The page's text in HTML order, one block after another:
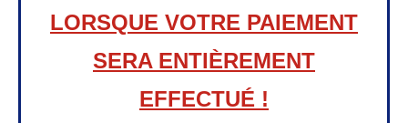
LORSQUE VOTRE PAIEMENT
SERA ENTIÈREMENT
EFFECTUÉ !